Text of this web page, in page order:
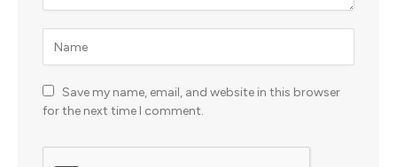
Save my name, email, and website in this browser
for the next time I comment.